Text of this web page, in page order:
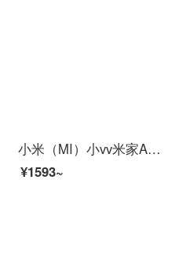
小米（MI）小vv米家APPカメラインテリジー乳児監視器ワイヤレスワイファイリモトで赤ちゃん保護器モニタイ監視泣き声警報防止カミラ小米家xiaovレインレイン赤ちゃん保護器メモリなし
¥1593~